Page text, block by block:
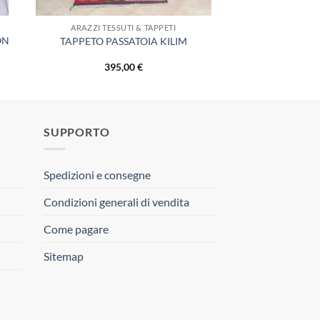
ARAZZI TESSUTI & TAPPETI
TAPPETO PASSATOIA KILIM
395,00€
SUPPORTO
Spedizioni e consegne
Condizioni generali di vendita
Come pagare
Sitemap